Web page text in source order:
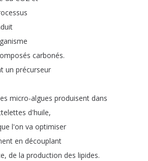
carbonés.
un précurseur
micro-algues produisent dans
d'huile,
l'on va optimiser
en découplant
, de la production des lipides.